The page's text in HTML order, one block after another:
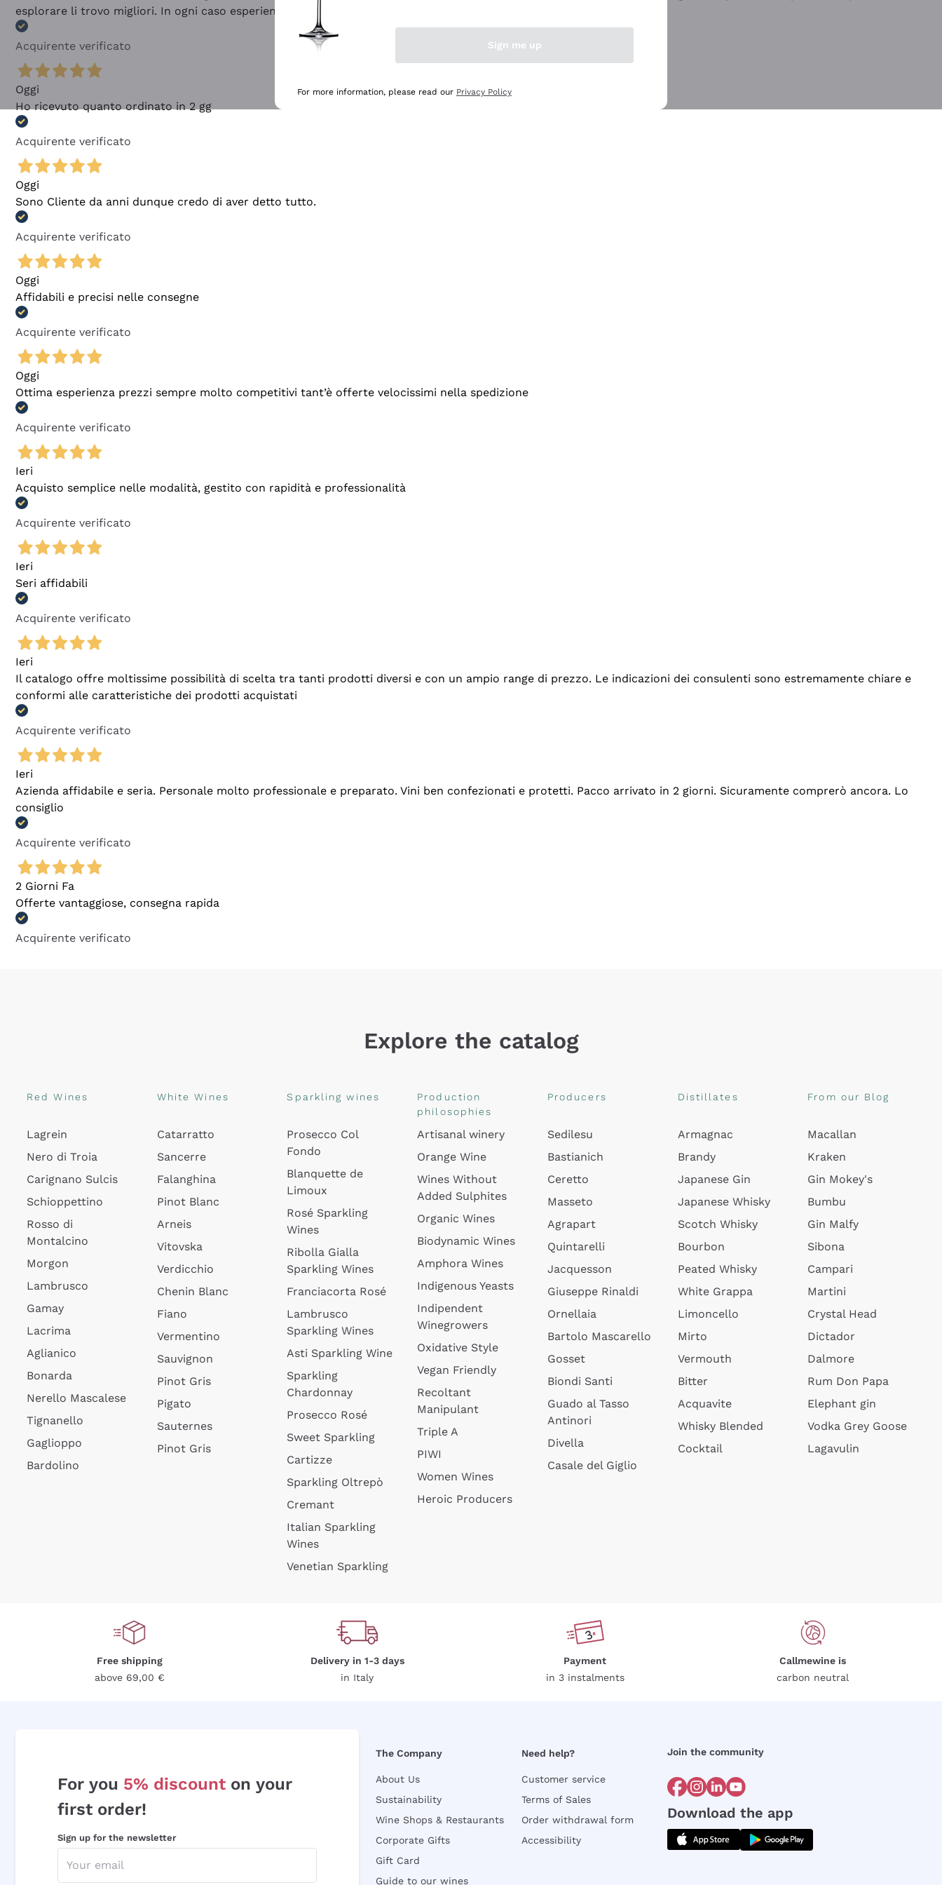
esplorare li trovo migliori. In ogni caso esperienza buona e lo consiglio! 👍
Acquirente verificato
Oggi
Ho ricevuto quanto ordinato in 2 gg
Acquirente verificato
Oggi
Sono Cliente da anni dunque credo di aver detto tutto.
Acquirente verificato
Oggi
Affidabili e precisi nelle consegne
Acquirente verificato
Oggi
Ottima esperienza prezzi sempre molto competitivi tant’è offerte velocissimi nella spedizione
Acquirente verificato
Ieri
Acquisto semplice nelle modalità, gestito con rapidità e professionalità
Acquirente verificato
Ieri
Seri affidabili
Acquirente verificato
Ieri
Il catalogo offre moltissime possibilità di scelta tra tanti prodotti diversi e con un ampio range di prezzo. Le indicazioni dei consulenti sono estremamente chiare e
conformi alle caratteristiche dei prodotti acquistati
Acquirente verificato
Ieri
Azienda affidabile e seria. Personale molto professionale e preparato. Vini ben confezionati e protetti. Pacco arrivato in 2 giorni. Sicuramente comprerò ancora. Lo
consiglio
Acquirente verificato
2 Giorni Fa
Offerte vantaggiose, consegna rapida
Acquirente verificato
Explore the catalog
Red Wines
Lagrein
Nero di Troia
Carignano Sulcis
Schioppettino
Rosso di
Montalcino
Morgon
Lambrusco
Gamay
Lacrima
Aglianico
Bonarda
Nerello Mascalese
Tignanello
Gaglioppo
Bardolino
White Wines
Catarratto
Sancerre
Falanghina
Pinot Blanc
Arneis
Vitovska
Verdicchio
Chenin Blanc
Fiano
Vermentino
Sauvignon
Pinot Gris
Pigato
Sauternes
Pinot Gris
Sparkling wines
Prosecco Col
Fondo
Blanquette de
Limoux
Rosé Sparkling
Wines
Ribolla Gialla
Sparkling Wines
Franciacorta Rosé
Lambrusco
Sparkling Wines
Asti Sparkling Wine
Sparkling
Chardonnay
Prosecco Rosé
Sweet Sparkling
Cartizze
Sparkling Oltrepò
Cremant
Italian Sparkling
Wines
Venetian Sparkling
Production
philosophies
Artisanal winery
Orange Wine
Wines Without
Added Sulphites
Organic Wines
Biodynamic Wines
Amphora Wines
Indigenous Yeasts
Indipendent
Winegrowers
Oxidative Style
Vegan Friendly
Recoltant
Manipulant
Triple A
PIWI
Women Wines
Heroic Producers
Producers
Sedilesu
Bastianich
Ceretto
Masseto
Agrapart
Quintarelli
Jacquesson
Giuseppe Rinaldi
Ornellaia
Bartolo Mascarello
Gosset
Biondi Santi
Guado al Tasso
Antinori
Divella
Casale del Giglio
Distillates
Armagnac
Brandy
Japanese Gin
Japanese Whisky
Scotch Whisky
Bourbon
Peated Whisky
White Grappa
Limoncello
Mirto
Vermouth
Bitter
Acquavite
Whisky Blended
Cocktail
From our Blog
Macallan
Kraken
Gin Mokey's
Bumbu
Gin Malfy
Sibona
Campari
Martini
Crystal Head
Dictador
Dalmore
Rum Don Papa
Elephant gin
Vodka Grey Goose
Lagavulin
Free shipping
above 69,00 €
Delivery in 1-3 days
in Italy
Payment
in 3 instalments
Callmewine is
carbon neutral
For you 5% discount on your
first order!
Sign up for the newsletter
The Company
About Us
Sustainability
Wine Shops & Restaurants
Corporate Gifts
Gift Card
Guide to our wines
Need help?
Customer service
Terms of Sales
Order withdrawal form
Accessibility
Join the community
Download the app
Sign me up
For more information, please read our Privacy Policy